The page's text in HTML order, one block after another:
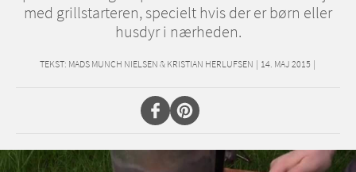
med grillstarteren, specielt hvis der er børn eller
husdyr i nærheden.
TEKST: MADS MUNCH NIELSEN & KRISTIAN HERLUFSEN | 14. MAJ 2015 |